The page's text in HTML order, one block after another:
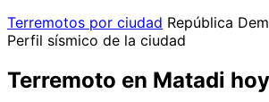
Terremotos por ciudad República
Perfil sísmico de la ciudad
Terremoto en Matadi hoy